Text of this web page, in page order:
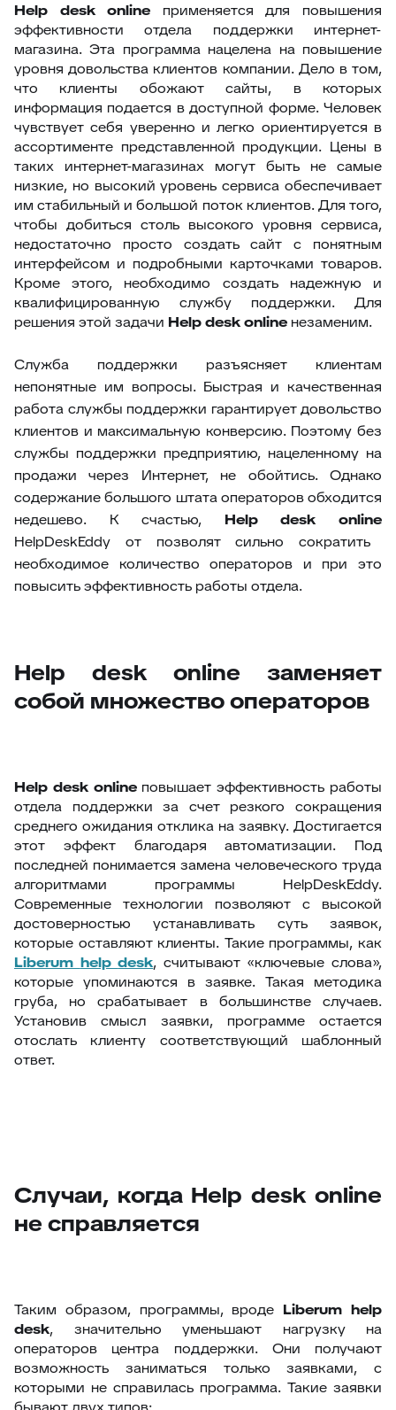
Help deskonline применяется для повышения
эффективности отдела поддержки интернет-
магазина. Эта программа нацелена на повышение
уровня довольства клиентов компании. Дело в том,
что клиенты обожают сайты, в которых
информация подается в доступной форме. Человек
чувствует себя уверенно и легко ориентируется в
ассортименте представленной продукции. Цены в
таких интернет-магазинах могут быть не самые
низкие, но высокий уровень сервиса обеспечивает
им стабильный и большой поток клиентов. Для того,
чтобы добиться столь высокого уровня сервиса,
недостаточно просто создать сайт с понятным
интерфейсом и подробными карточками товаров.
Кроме этого, необходимо создать надежную и
квалифицированную службу поддержки. Для
решения этой задачи Helpdeskonline незаменим.
Служба поддержки разъясняет клиентам
непонятные им вопросы. Быстрая и качественная
работа службы поддержки гарантирует довольство
клиентов и максимальную конверсию. Поэтому без
службы поддержки предприятию, нацеленному на
продажи через Интернет, не обойтись. Однако
содержание большого штата операторов обходится
недешево. К счастью, Helpdeskonline
HelpDeskEddy от позволят сильно сократить
необходимое количество операторов и при это
повысить эффективность работы отдела.
Help desk online заменяет
собой множество операторов
Help desk onlineповышает эффективность работы
отдела поддержки за счет резкого сокращения
среднего ожидания отклика на заявку. Достигается
этот эффект благодаря автоматизации. Под
последней понимается замена человеческого труда
алгоритмами программы HelpDeskEddy.
Современные технологии позволяют с высокой
достоверностью устанавливать суть заявок,
которые оставляют клиенты. Такие программы, как
Liberum helpdesk, считывают «ключевые слова»,
которые упоминаются в заявке. Такая методика
груба, но срабатывает в большинстве случаев.
Установив смысл заявки, программе остается
отослать клиенту соответствующий шаблонный
ответ.
Случаи, когда Help desk online
не справляется
Таким образом, программы, вроде Liberumhelp
desk, значительно уменьшают нагрузку на
операторов центра поддержки. Они получают
возможность заниматься только заявками, с
которыми не справилась программа. Такие заявки